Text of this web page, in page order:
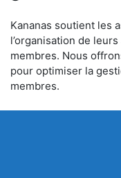
Kananas soutient les
l’organisation de
membres. Nous
pour optimiser la
membres.